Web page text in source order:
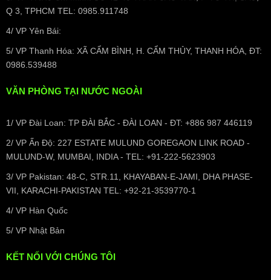
Q 3, TPHCM TEL: 0985.911748
4/ VP Yên Bái:
5/ VP Thanh Hóa: XÃ CẨM BÌNH, H. CẨM THỦY, THANH HÓA, ĐT:
0986.539488
VĂN PHÒNG TẠI NƯỚC NGOÀI
1/ VP Đài Loan: TP ĐÀI BẮC - ĐÀI LOAN - ĐT: +886 987 446119
2/ VP Ấn Độ: 227 ESTATE MULUND GOREGAON LINK ROAD -
MULUND-W, MUMBAI, INDIA - TEL: +91-222-5623903
3/ VP Pakistan: 48-C, STR.11, KHAYABAN-E-JAMI, DHA PHASE-
VII, KARACHI-PAKISTAN TEL: +92-21-3539770-1
4/ VP Hàn Quốc
5/ VP Nhật Bản
KẾT NỐI VỚI CHÚNG TÔI